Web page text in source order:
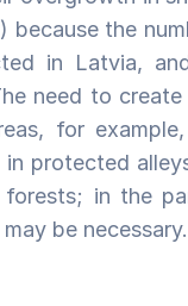
because the
in Latvia,
need to
for
in protected
in the
be necessary.